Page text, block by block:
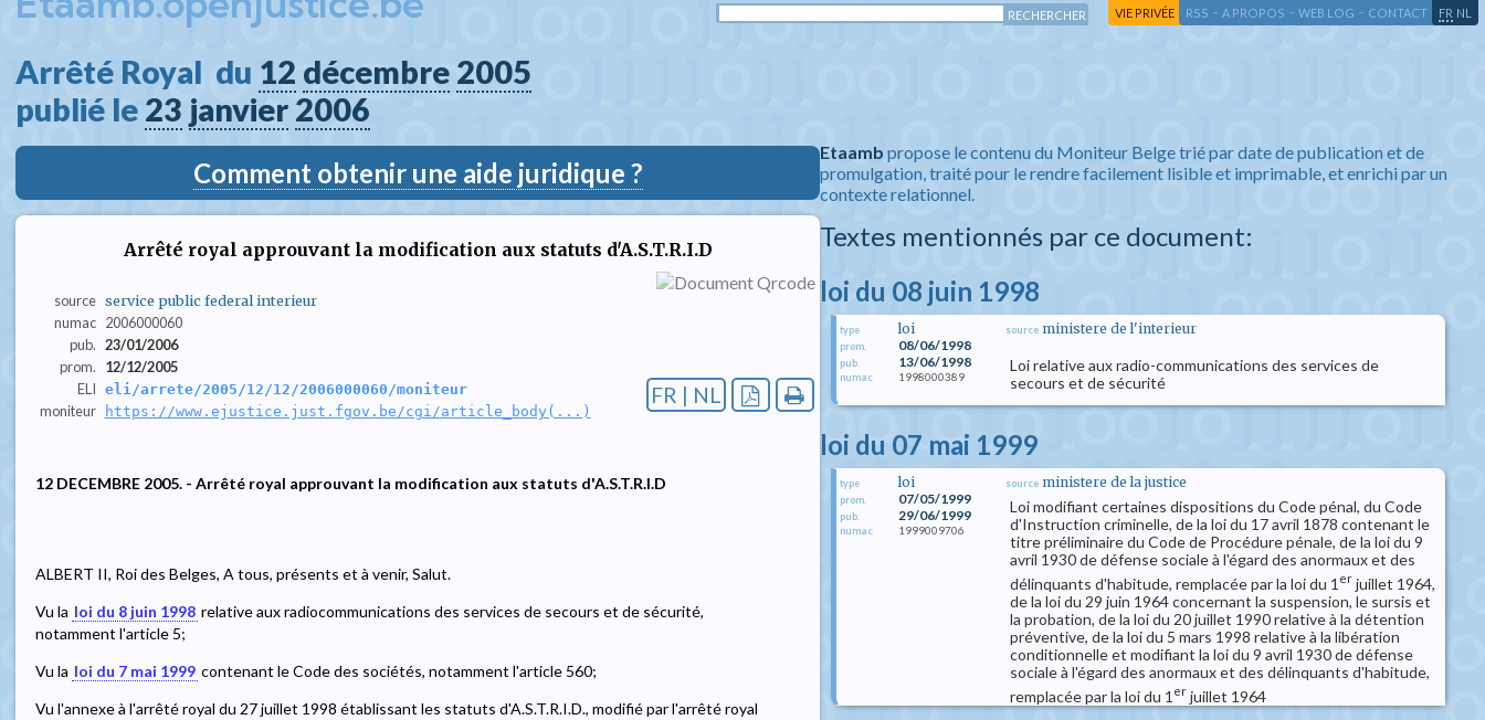
VIE PRIVÉE RSS - A PROPOS - WEB LOG - CONTACT FR NL
Arrêté Royal  du 12 décembre 2005
publié le 23 janvier 2006
Comment obtenir une aide juridique ?
Arrêté royal approuvant la modification aux statuts d'A.S.T.R.I.D
source service public federal interieur
numac 2006000060
pub. 23/01/2006
prom.
12/12/2005
ELI eli/arrete/2005/12/12/2006000060/moniteur
moniteur https://www.ejustice.just.fgov.be/cgi/article_body(...)
FR | NL
12 DECEMBRE 2005. - Arrêté royal approuvant la modification aux statuts d'A.S.T.R.I.D
ALBERT II, Roi des Belges, A tous, présents et à venir, Salut.
Vu la loi du 8 juin 1998 relative aux radiocommunications des services de secours et de sécurité,
notamment l'article 5;
Vu la loi du 7 mai 1999 contenant le Code des sociétés, notamment l'article 560;
Vu l'annexe à l'arrêté royal du 27 juillet 1998 établissant les statuts d'A.S.T.R.I.D., modifié par l'arrêté royal
Etaamb propose le contenu du Moniteur Belge trié par date de publication et de
promulgation, traité pour le rendre facilement lisible et imprimable, et enrichi par un
contexte relationnel.
Textes mentionnés par ce document:
loi du 08 juin 1998
type loi
prom. 08/06/1998
pub. 13/06/1998
numac 1998000389
source ministere de l'interieur
Loi relative aux radio-communications des services de
secours et de sécurité
loi du 07 mai 1999
type loi
prom. 07/05/1999
pub. 29/06/1999
numac 1999009706
source ministere de la justice
Loi modifiant certaines dispositions du Code pénal, du Code
d'Instruction criminelle, de la loi du 17 avril 1878 contenant le
titre préliminaire du Code de Procédure pénale, de la loi du 9
avril 1930 de défense sociale à l'égard des anormaux et des
délinquants d'habitude, remplacée par la loi du 1 er juillet 1964,
de la loi du 29 juin 1964 concernant la suspension, le sursis et
la probation, de la loi du 20 juillet 1990 relative à la détention
préventive, de la loi du 5 mars 1998 relative à la libération
conditionnelle et modifiant la loi du 9 avril 1930 de défense
sociale à l'égard des anormaux et des délinquants d'habitude,
remplacée par la loi du 1 er juillet 1964